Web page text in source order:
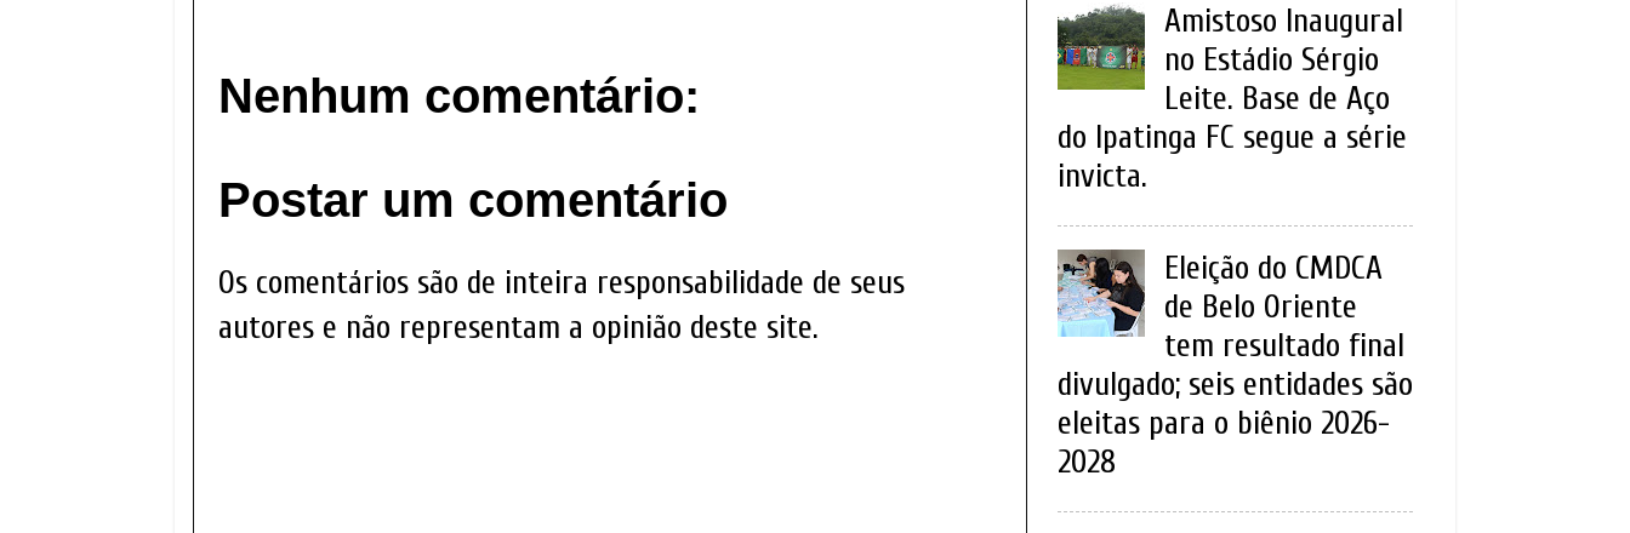
Nenhum comentário:
Postar um comentário
Os comentários são de inteira responsabilidade de seus
autores e não representam a opinião deste site.
Amistoso Inaugural
no Estádio Sérgio
Leite. Base de Aço
do Ipatinga FC segue a série
invicta.
Eleição do CMDCA
de Belo Oriente
tem resultado final
divulgado; seis entidades são
eleitas para o biênio 2026-
2028